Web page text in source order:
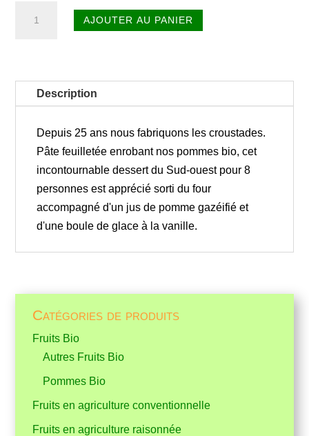
pommes
AJOUTER AU PANIER
Description
Depuis 25 ans nous fabriquons les croustades.
Pâte feuilletée enrobant nos pommes bio, cet
incontournable dessert du Sud-ouest pour 8
personnes est apprécié sorti du four
accompagné d'un jus de pomme gazéifié et
d'une boule de glace à la vanille.
Catégories de produits
Fruits Bio
Autres Fruits Bio
Pommes Bio
Fruits en agriculture conventionnelle
Fruits en agriculture raisonnée